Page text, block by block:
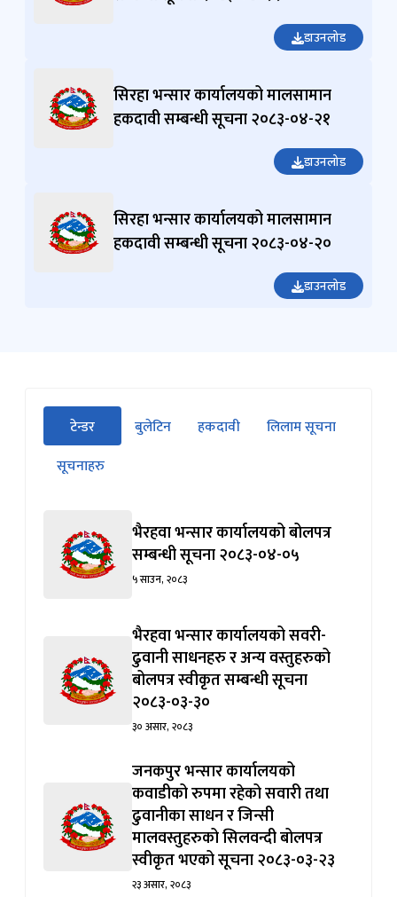
सिरहा भन्सार कार्यालयको मालसामान
हकदावी सम्बन्धी सूचना २०८३-०४-२१
डाउनलोड
सिरहा भन्सार कार्यालयको मालसामान
हकदावी सम्बन्धी सूचना २०८३-०४-२०
डाउनलोड
सामग्रीमा
जानुहोस्
सूचनाहरु
५ साउन, २०८३
भैरहवा भन्सार कार्यालयको सवरी-
बोलपत्र स्वीकृत सम्बन्धी सूचना
२०८३-०३-३०
३० असार, २०८३
जनकपुर भन्सार कार्यालयको
कवाडीको रुपमा रहेको सवारी तथा
ढुवानीका साधन र जिन्सी
मालवस्तुहरुको सिलवन्दी बोलपत्र
स्वीकृत भएको सूचना २०८३-०३-२३
२३ असार, २०८३
सुठौली भन्सार कार्यालयको शिलबन्दी